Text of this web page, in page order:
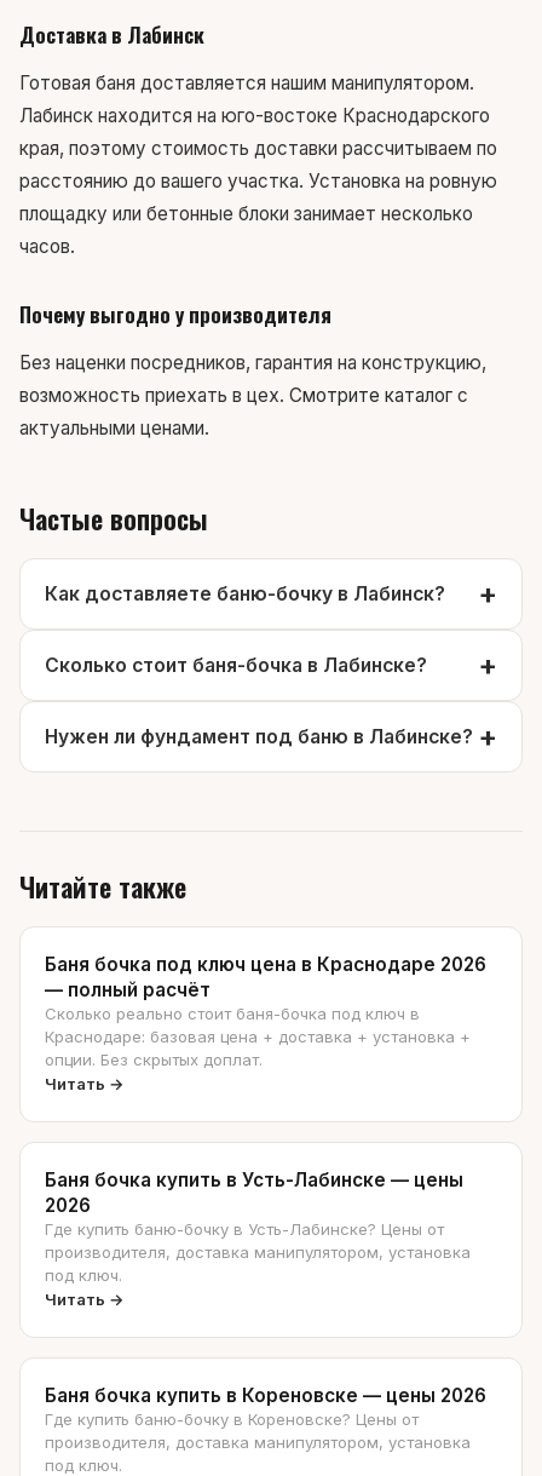
Доставка в Лабинск
Готовая баня доставляется нашим манипулятором.
Лабинск находится на юго-востоке Краснодарского
края, поэтому стоимость доставки рассчитываем по
расстоянию до вашего участка. Установка на ровную
площадку или бетонные блоки занимает несколько
часов.
Почему выгодно у производителя
Без наценки посредников, гарантия на конструкцию,
возможность приехать в цех. Смотрите каталог с
актуальными ценами.
Частые вопросы
Как доставляете баню-бочку в Лабинск?
Сколько стоит баня-бочка в Лабинске?
Нужен ли фундамент под баню в Лабинске?
Читайте также
Баня бочка под ключ цена в Краснодаре 2026
— полный расчёт
Сколько реально стоит баня-бочка под ключ в
Краснодаре: базовая цена + доставка + установка +
опции. Без скрытых доплат.
Читать →
Баня бочка купить в Усть-Лабинске — цены
2026
Где купить баню-бочку в Усть-Лабинске? Цены от
производителя, доставка манипулятором, установка
под ключ.
Читать →
Баня бочка купить в Кореновске — цены 2026
Где купить баню-бочку в Кореновске? Цены от
производителя, доставка манипулятором, установка
под ключ.